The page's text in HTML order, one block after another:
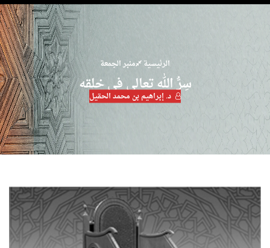
navigation
الرئيسية منبر الجمعة
سِرُّ الله تعالى في خلقه
د. إبراهيم بن محمد الحقيل